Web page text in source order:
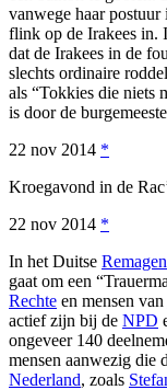
vanwege haar postuur
flink op de Irakees in.
dat de Irakees in de
slechts ordinaire
als “Tokkies die niets
is door de
22 nov 2014 *
Kroegavond in de
22 nov 2014 *
In het Duitse Remagen
gaat om een
Rechte en mensen van
actief zijn bij de NPD
ongeveer 140
mensen aanwezig die
Nederland, zoals